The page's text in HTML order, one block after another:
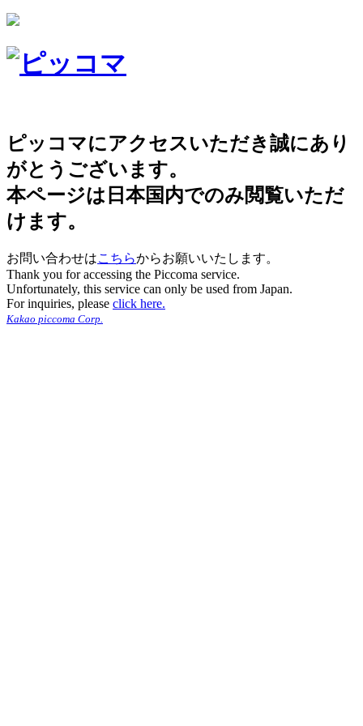
ピッコマにアクセスいただき誠にあり
がとうございます。
本ページは日本国内でのみ閲覧いただ
けます。
お問い合わせはこちらからお願いいたします。
Thank you for accessing the Piccoma service.
Unfortunately, this service can only be used from Japan.
For inquiries, please click here.
Kakao piccoma Corp.